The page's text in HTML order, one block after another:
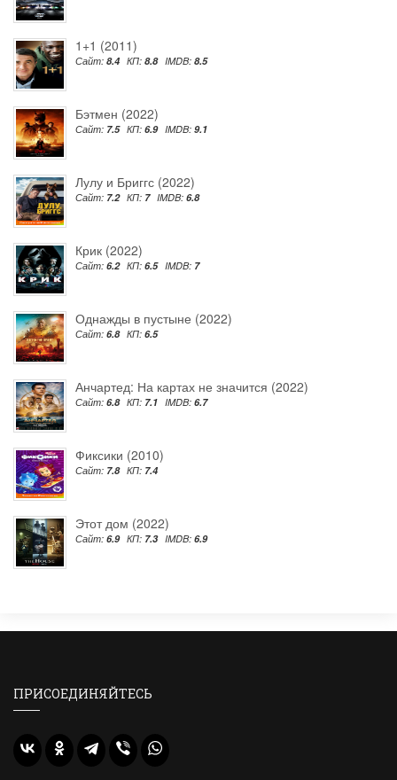
1+1 (2011)
Сайт: 8.4 КП: 8.8 IMDB: 8.5
Бэтмен (2022)
Сайт: 7.5 КП: 6.9 IMDB: 9.1
Лулу и Бриггс (2022)
Сайт: 7.2 КП: 7 IMDB: 6.8
Крик (2022)
Сайт: 6.2 КП: 6.5 IMDB: 7
Однажды в пустыне (2022)
Сайт: 6.8 КП: 6.5
Анчартед: На картах не значится (2022)
Сайт: 6.8 КП: 7.1 IMDB: 6.7
Фиксики (2010)
Сайт: 7.8 КП: 7.4
Этот дом (2022)
Сайт: 6.9 КП: 7.3 IMDB: 6.9
ПРИСОЕДИНЯЙТЕСЬ